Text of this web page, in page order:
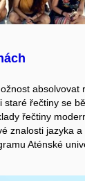
absolvovat
staré řečtiny se
řečtiny
znalosti jazyka
Aténské